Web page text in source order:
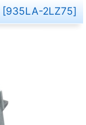
[935LA-2LZ75]